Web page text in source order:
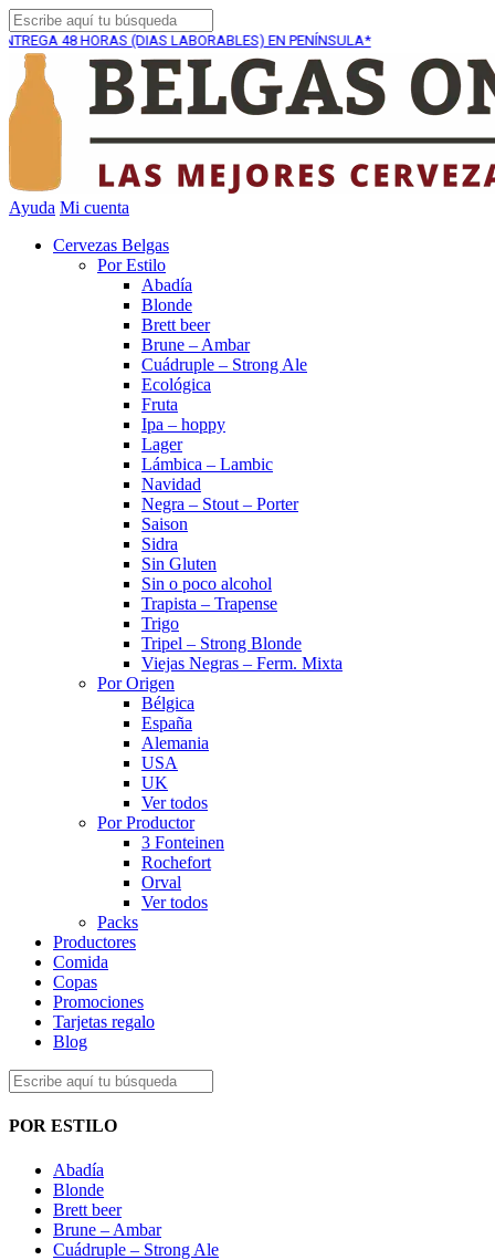
HORAS (DIAS LABORABLES) EN PENÍNSULA*
Ayuda Mi cuenta
Cervezas Belgas
Por Estilo
Abadía
Blonde
Brett beer
Brune – Ambar
Cuádruple – Strong Ale
Ecológica
Fruta
Ipa – hoppy
Lager
Lámbica – Lambic
Navidad
Negra – Stout – Porter
Saison
Sidra
Sin Gluten
Sin o poco alcohol
Trapista – Trapense
Trigo
Tripel – Strong Blonde
Viejas Negras – Ferm. Mixta
Por Origen
Bélgica
España
Alemania
USA
UK
Ver todos
Por Productor
3 Fonteinen
Rochefort
Orval
Ver todos
Packs
Productores
Comida
Copas
Promociones
Tarjetas regalo
Blog
POR ESTILO
Abadía
Blonde
Brett beer
Brune – Ambar
Cuádruple – Strong Ale